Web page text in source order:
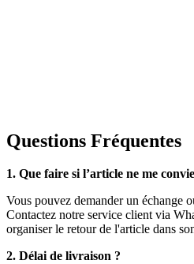
Questions Fréquentes
1. Que faire si l’article ne me
Vous pouvez demander un échange
Contactez notre service client via
organiser le retour de l'article dans
2. Délai de livraison ?